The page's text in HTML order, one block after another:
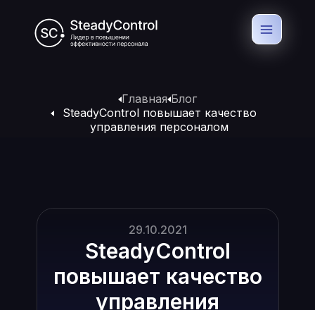
29.10.2021
SteadyControl
повышает качество
управления
Главная Блог
SteadyControl повышает качество
управления персоналом